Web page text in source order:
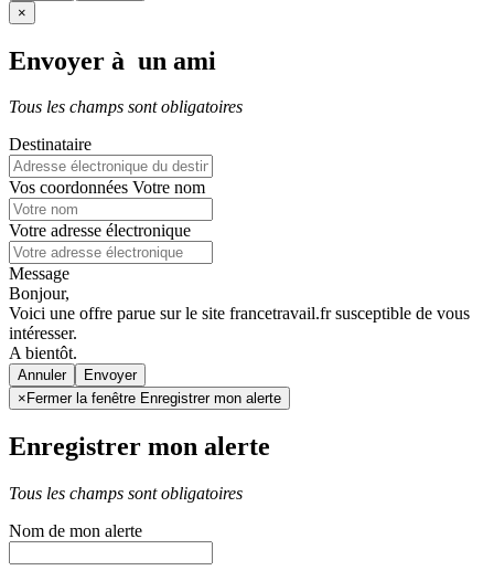
×
Envoyer à un ami
Tous les champs sont obligatoires
Destinataire
Vos coordonnées Votre nom
Votre adresse électronique
Message
Bonjour,
Voici une offre parue sur le site francetravail.fr susceptible de vous
intéresser.
A bientôt.
Annuler
× Fermer la fenêtre Enregistrer mon alerte
Enregistrer mon alerte
Tous les champs sont obligatoires
Nom de mon alerte